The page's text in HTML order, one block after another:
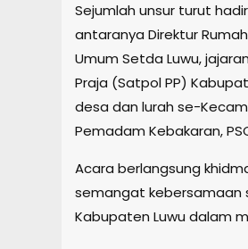
Sejumlah unsur turut
antaranya Direktur
Umum Setda Luwu,
Praja (Satpol PP)
desa dan lurah se-
Pemadam Kebakaran,
Acara berlangsung
semangat kebersamaan
Kabupaten Luwu dalam